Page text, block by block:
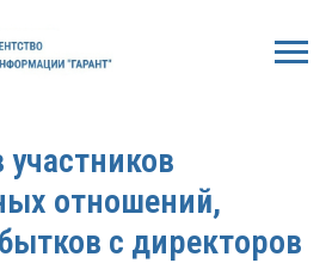
отношений,
с директоров